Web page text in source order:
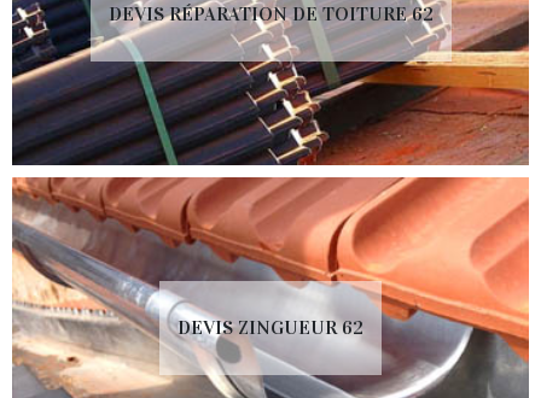
DEVIS RÉPARATION DE TOITURE 62
DEVIS ZINGUEUR 62